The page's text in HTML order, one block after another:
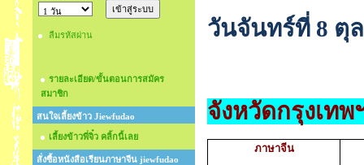
ลืมรหัสผ่าน
รายละเอียด/ขั้นตอนการสมัคร
สมาชิก
สนใจเลี้ยงข้าว Jiewfudao
เลี้ยงข้าวพี่จิ๋ว คลิ้กนี้เลย
สั่งซื้อหนังสือเรียนภาษาจีน jiewfudao
วันจันทร์ที่ 8 ตุล
จังหวัดกรุงเทพ
ภาษาจีน